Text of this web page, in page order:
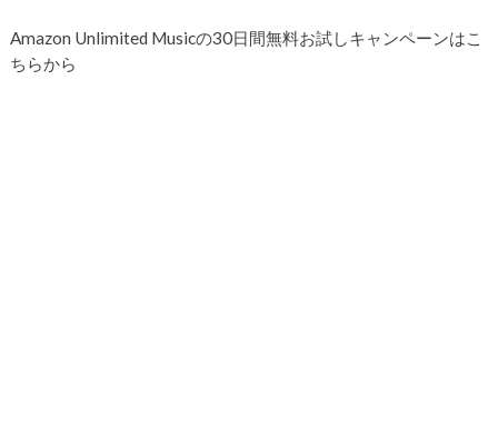
Amazon Unlimited Musicの30日間無料お試しキャンペーンはこ
ちらから